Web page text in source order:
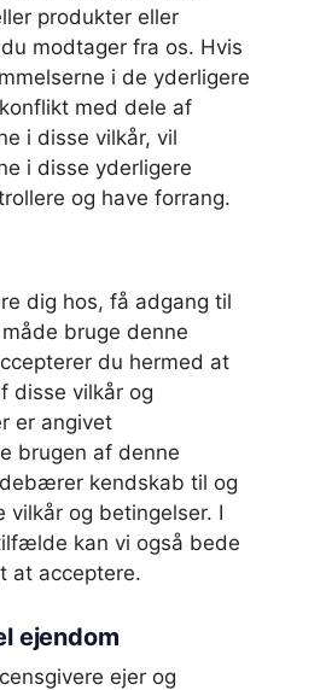
produkter eller
modtager fra os. Hvis
i de yderligere
med dele af
i disse vilkår, vil
i disse yderligere
og have forrang.
dig hos, få adgang til
bruge denne
du hermed at
disse vilkår og
er angivet
brugen af denne
kendskab til og
vilkår og betingelser. I
kan vi også bede
at acceptere.
ejendom
ejer og